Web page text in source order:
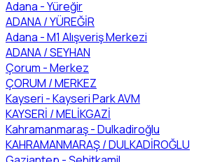
Adana - Yüreğir
ADANA / YÜREĞİR
Adana - M1 Alışveriş Merkezi
ADANA / SEYHAN
Çorum - Merkez
ÇORUM / MERKEZ
Kayseri - Kayseri Park AVM
KAYSERİ / MELİKGAZİ
Kahramanmaraş - Dulkadiroğlu
KAHRAMANMARAŞ / DULKADİROĞLU